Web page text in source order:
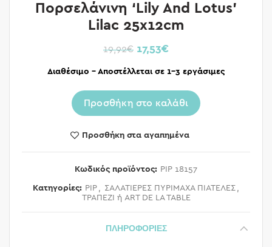
Πορσελάνινη ‘Lily And Lotus’
Lilac 25x12cm
19,92€ 17,53€
Διαθέσιμο – Αποστέλλεται σε 1-3 εργάσιμες
Προσθήκη στο καλάθι
Προσθήκη στα αγαπημένα
Κωδικός προϊόντος: PIP 18157
Κατηγορίες: PIP ΣΑΛΑΤΙΕΡΕΣ ΠΥΡΙΜΑΧΑ ΠΙΑΤΕΛΕΣ
ΤΡΑΠΕΖΙ ή ART DE LA TABLE
ΠΛΗΡΟΦΟΡΙΕΣ